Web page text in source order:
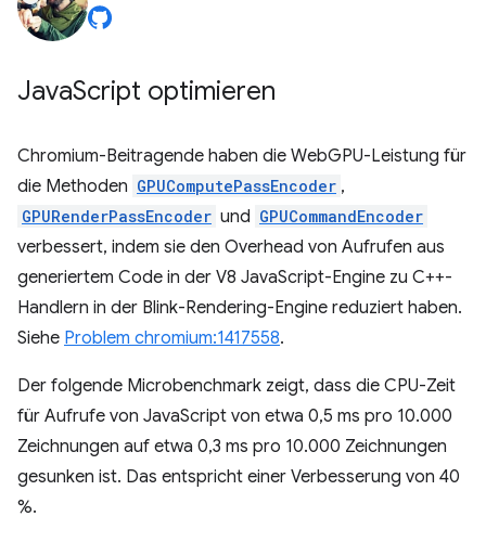
JavaScript optimieren
Chromium-Beitragende haben die WebGPU-Leistung für
die Methoden GPUComputePassEncoder ,
GPURenderPassEncoder und GPUCommandEncoder
verbessert, indem sie den Overhead von Aufrufen aus
generiertem Code in der V8 JavaScript-Engine zu C++-
Handlern in der Blink-Rendering-Engine reduziert haben.
Siehe Problem chromium:1417558.
Der folgende Microbenchmark zeigt, dass die CPU-Zeit
für Aufrufe von JavaScript von etwa 0,5 ms pro 10.000
Zeichnungen auf etwa 0,3 ms pro 10.000 Zeichnungen
gesunken ist. Das entspricht einer Verbesserung von 40
%.